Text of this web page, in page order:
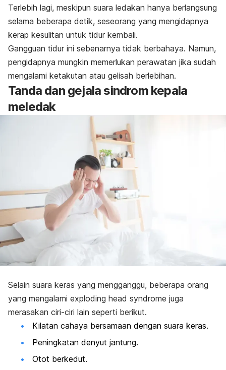
Terlebih lagi, meskipun suara ledakan hanya berlangsung
selama beberapa detik, seseorang yang mengidapnya
kerap kesulitan untuk tidur kembali.
Gangguan tidur ini sebenarnya tidak berbahaya. Namun,
pengidapnya mungkin memerlukan perawatan jika sudah
mengalami ketakutan atau gelisah berlebihan.
Tanda dan gejala sindrom kepala
meledak
Selain suara keras yang mengganggu, beberapa orang
yang mengalami exploding head syndrome juga
merasakan ciri-ciri lain seperti berikut.
Kilatan cahaya bersamaan dengan suara keras.
Peningkatan denyut jantung.
Otot berkedut.